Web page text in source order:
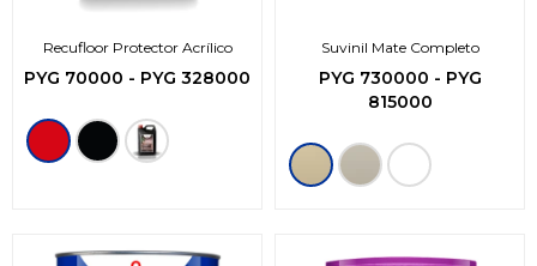
Recufloor Protector Acrílico
PYG 70000 - PYG 328000
Suvinil Mate Completo
PYG 730000 - PYG
815000